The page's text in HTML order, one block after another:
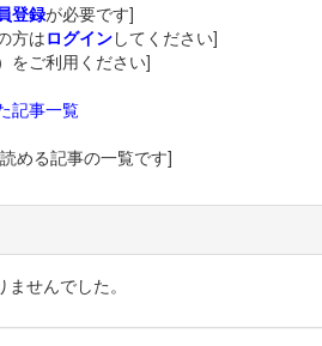
登録が必要です]
方はログインしてください]
をご利用ください]
記事一覧
める記事の一覧です]
せんでした。